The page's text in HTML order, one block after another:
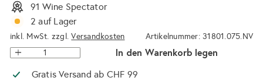
91 Wine Spectator
2 auf Lager
inkl. MwSt. zzgl.Versandkosten Artikelnummer: 31801.075.NV
In den Warenkorb legen
Gratis Versand ab CHF 99